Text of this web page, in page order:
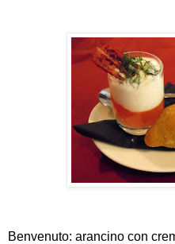
Benvenuto: arancino con